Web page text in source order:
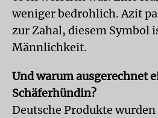
weniger bedrohlich. Azit
zur Zahal, diesem Symbol
Männlichkeit.
Und warum ausgerechnet
Schäferhündin?
Deutsche Produkte